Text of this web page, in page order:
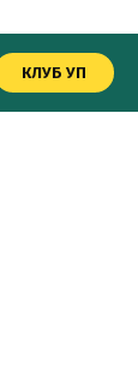
КЛУБ УП